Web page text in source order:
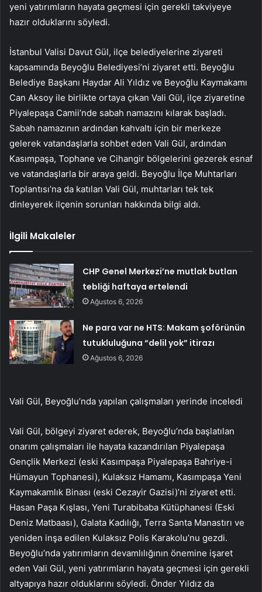
yeni yatırımların hayata geçmesi için gerekli takviyeye
hazır olduklarını söyledi.
İstanbul Valisi Davut Gül, ilçe belediyelerine ziyareti
kapsamında Beyoğlu Belediyesi’ni ziyaret etti. Beyoğlu
Belediye Başkanı Haydar Ali Yıldız ve Beyoğlu Kaymakamı
Can Aksoy ile birlikte ortaya çıkan Vali Gül, ilçe ziyaretine
Piyalepaşa Camii’nde sabah namazını kılarak başladı.
Sabah namazının ardından kahvaltı için bir merkeze
gelerek vatandaşlarla sohbet eden Vali Gül, ardından
Kasımpaşa, Tophane ve Cihangir bölgelerini gezerek esnaf
ve vatandaşlarla bir araya geldi. Beyoğlu İlçe Muhtarları
Toplantısı’na da katılan Vali Gül, muhtarları tek tek
dinleyerek ilçenin sorunları hakkında bilgi aldı.
İlgili Makaleler
CHP Genel Merkezi’ne mutlak butlan
tebliği haftaya ertelendi
Ağustos 6, 2026
Ne para var ne HTS: Makam şoförünün
tutukluluğuna “delil yok” itirazı
Ağustos 6, 2026
Vali Gül, Beyoğlu’nda yapılan çalışmaları yerinde inceledi
Vali Gül, bölgeyi ziyaret ederek, Beyoğlu’nda başlatılan
onarım çalışmaları ile hayata kazandırılan Piyalepaşa
Gençlik Merkezi (eski Kasımpaşa Piyalepaşa Bahriye-i
Hümayun Tophanesi), Kulaksız Hamamı, Kasımpaşa Yeni
Kaymakamlık Binası (eski Cezayir Gazisi)’ni ziyaret etti.
Hasan Paşa Kışlası, Yeni Turabibaba Kütüphanesi (Eski
Deniz Matbaası), Galata Kadılığı, Terra Santa Manastırı ve
yeniden inşa edilen Kulaksız Polis Karakolu’nu gezdi.
Beyoğlu’nda yatırımların devamlılığının önemine işaret
eden Vali Gül, yeni yatırımların hayata geçmesi için gerekli
altyapıya hazır olduklarını söyledi. Önder Yıldız da